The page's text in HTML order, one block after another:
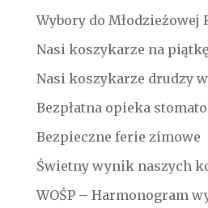
Wybory do Młodzieżowej
Nasi koszykarze na piątkę
Nasi koszykarze drudzy
Bezpłatna opieka
Bezpieczne ferie zimowe
Świetny wynik naszych
WOŚP – Harmonogram